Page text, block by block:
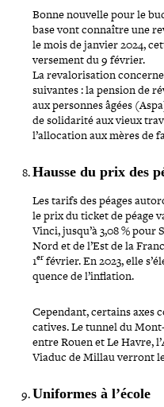
Bonne nouvelle pour le
base vont connaître une
le mois de janvier 2024,
versement du 9 février.
La reva­lo­ri­sa­tion
suivantes : la pension de
aux personnes âgées
de soli­da­rité aux vieux
l’allocation aux mères de
Hausse du prix des
Les tarifs des péages
le prix du ticket de péage
Vinci, jusqu’à 3,08 %
Nord et de l’Est de la
1er février. En 2023, elle
quence de l’inflation.
Cependant, certains axes
ca­tives. Le tunnel du
entre Rouen et Le Havre,
Viaduc de Millau verront
Uniformes à l’école